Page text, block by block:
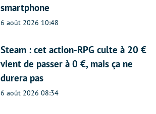
smartphone
6 août 2026 10:48
Steam : cet action-RPG culte à 20 €
vient de passer à 0 €, mais ça ne
durera pas
6 août 2026 08:34